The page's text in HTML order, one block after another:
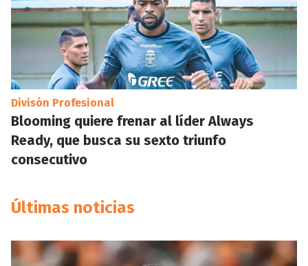
Divisón Profesional
Blooming quiere frenar al líder Always
Ready, que busca su sexto triunfo
consecutivo
Últimas noticias